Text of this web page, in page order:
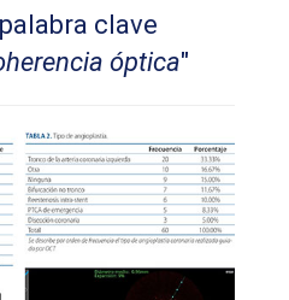
clave
óptica"